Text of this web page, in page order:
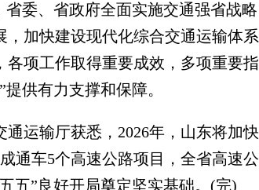
省委、省政府全面实施交通强省战
，加快建设现代化综合交通运输体
各项工作取得重要成效，多项重要
供有力支撑和保障。
输厅获悉，2026年，山东将加快
通车5个高速公路项目，全省高速
五”良好开局奠定坚实基础。(完)